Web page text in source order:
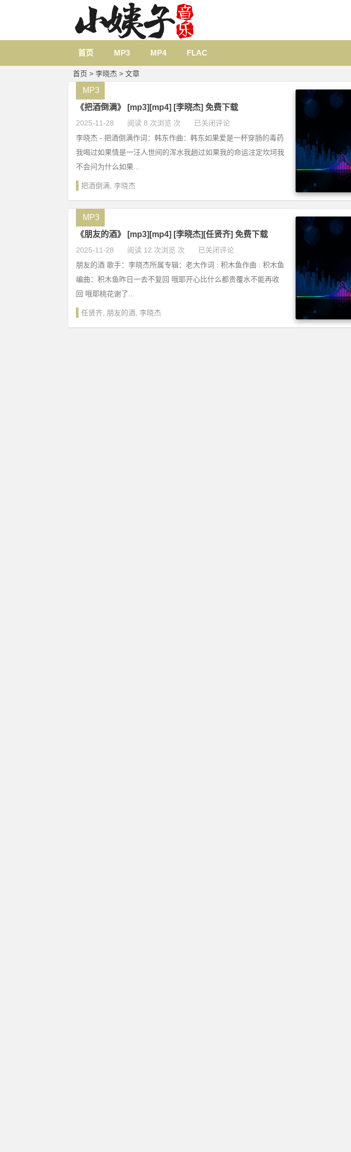
首页 MP3 MP4 FLAC
首页 > 李晓杰 > 文章
《把酒倒满》 [mp3][mp4] [李晓杰] 免费下载
2025-11-28 阅读 8 次浏览 次 已关闭评论
MP3
李晓杰 - 把酒倒满作词：韩东作曲：韩东如果爱是一杯穿肠的毒药
我喝过如果情是一汪人世间的浑水我趟过如果我的命运注定坎坷我
不会问为什么如果...
把酒倒满 李晓杰
《朋友的酒》 [mp3][mp4] [李晓杰][任贤齐] 免费下载
2025-11-28 阅读 12 次浏览 次 已关闭评论
MP3
朋友的酒 歌手：李晓杰所属专辑：老大作词 : 积木鱼作曲 : 积木鱼
编曲：积木鱼昨日一去不复回 哦耶开心比什么都贵覆水不能再收
回 哦耶桃花谢了...
任贤齐 朋友的酒 李晓杰